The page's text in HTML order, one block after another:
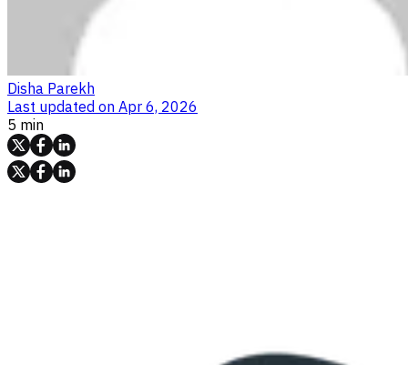
Disha Parekh
Last updated on Apr 6, 2026
5 min